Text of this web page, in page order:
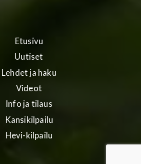
Etusivu
Uutiset
Lehdet ja haku
Videot
Info ja tilaus
Kansikilpailu
Hevi-kilpailu